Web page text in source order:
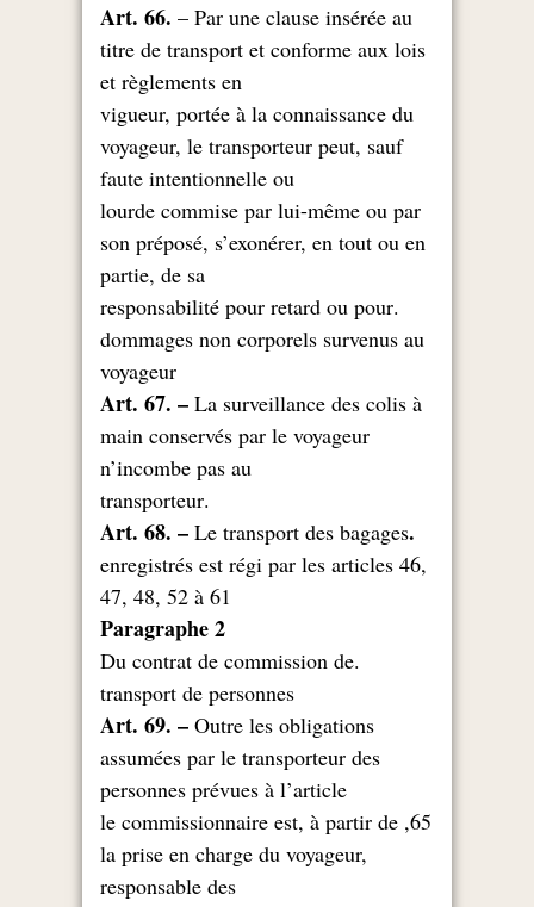
Art. 66. – Par une clause insérée au
titre de transport et conforme aux lois
et règlements en
vigueur, portée à la connaissance du
voyageur, le transporteur peut, sauf
faute intentionnelle ou
lourde commise par lui-même ou par
son préposé, s’exonérer, en tout ou en
partie, de sa
.responsabilité pour retard ou pour
dommages non corporels survenus au
voyageur
Art. 67. – La surveillance des colis à
main conservés par le voyageur
n’incombe pas au
.transporteur
.Art. 68. –
Le transport des bagages
enregistrés est régi par les articles 46,
47, 48, 52 à 61
Paragraphe 2
.Du contrat de commission de
transport de personnes
Art. 69. – Outre les obligations
assumées par le transporteur des
personnes prévues à l’article
65, le commissionnaire est, à partir de
la prise en charge du voyageur,
responsable des